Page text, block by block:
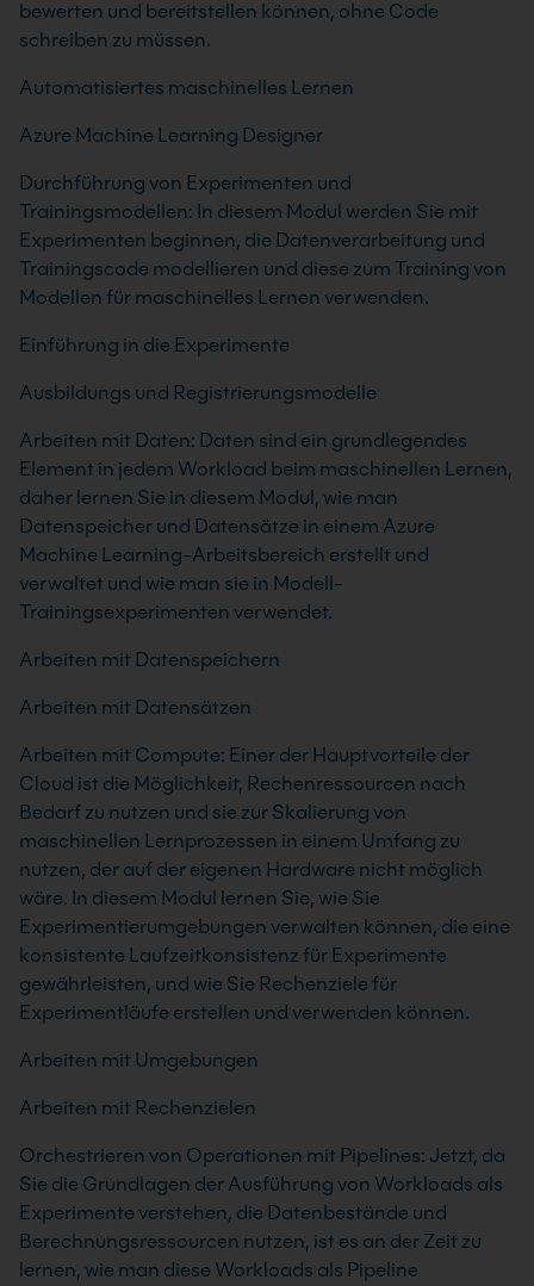
bewerten und bereitstellen können, ohne Code
schreiben zu müssen.
Automatisiertes maschinelles Lernen
Azure Machine Learning Designer
Durchführung von Experimenten und
Trainingsmodellen: In diesem Modul werden Sie mit
Experimenten beginnen, die Datenverarbeitung und
Trainingscode modellieren und diese zum Training von
Modellen für maschinelles Lernen verwenden.
Einführung in die Experimente
Ausbildungs und Registrierungsmodelle
Arbeiten mit Daten: Daten sind ein grundlegendes
Element in jedem Workload beim maschinellen Lernen,
daher lernen Sie in diesem Modul, wie man
Datenspeicher und Datensätze in einem Azure
Machine Learning-Arbeitsbereich erstellt und
verwaltet und wie man sie in Modell-
Trainingsexperimenten verwendet.
Arbeiten mit Datenspeichern
Arbeiten mit Datensätzen
Arbeiten mit Compute: Einer der Hauptvorteile der
Cloud ist die Möglichkeit, Rechenressourcen nach
Bedarf zu nutzen und sie zur Skalierung von
maschinellen Lernprozessen in einem Umfang zu
nutzen, der auf der eigenen Hardware nicht möglich
wäre. In diesem Modul lernen Sie, wie Sie
Experimentierumgebungen verwalten können, die eine
konsistente Laufzeitkonsistenz für Experimente
gewährleisten, und wie Sie Rechenziele für
Experimentläufe erstellen und verwenden können.
Arbeiten mit Umgebungen
Arbeiten mit Rechenzielen
Orchestrieren von Operationen mit Pipelines: Jetzt, da
Sie die Grundlagen der Ausführung von Workloads als
Experimente verstehen, die Datenbestände und
Berechnungsressourcen nutzen, ist es an der Zeit zu
lernen, wie man diese Workloads als Pipeline